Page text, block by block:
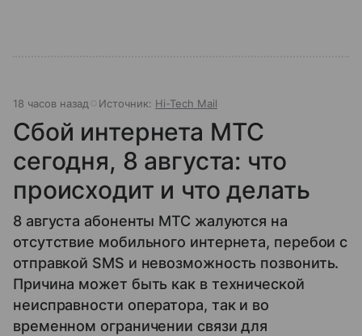
18 часов назад Источник: Hi-Tech Mail
Сбой интернета МТС
сегодня, 8 августа: что
происходит и что делать
8 августа абоненты МТС жалуются на
отсутствие мобильного интернета, перебои с
отправкой SMS и невозможность позвонить.
Причина может быть как в технической
неисправности оператора, так и во
временном ограничении связи для